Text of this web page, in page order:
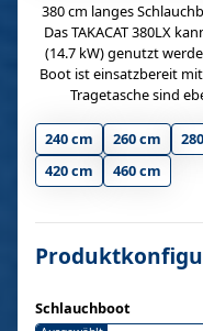
380 cm langes
Das TAKACAT 380LX
(14.7 kW) genutzt
Boot ist einsatzbereit
Tragetasche sind
240 cm 260 cm
420 cm
460 cm
Schlauchboot